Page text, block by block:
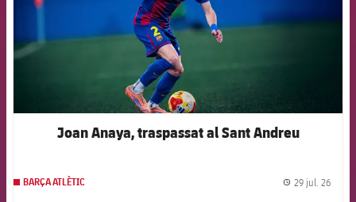
Joan Anaya, traspassat al Sant Andreu
BARÇA ATLÈTIC 29 jul. 26